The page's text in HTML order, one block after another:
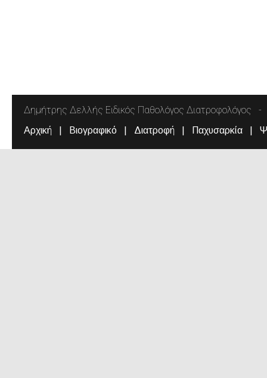
Δημήτρης Δελλής Ειδικός Παθολόγος Διατροφολόγος
Αρχική Βιογραφικό Διατροφή Παχυσαρκία